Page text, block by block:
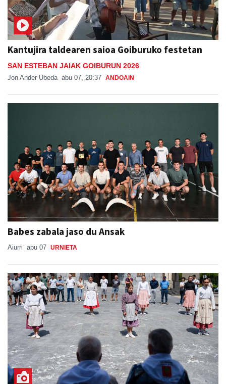
Kantujira taldearen saioa Goiburuko festetan
SAN ESTEBAN JAIAK GOIBURUN 2026
Jon Ander Ubeda abu 07, 20:37 ANDOAIN
Babes zabala jaso du Ansak
Aiurri abu 07 URNIETA